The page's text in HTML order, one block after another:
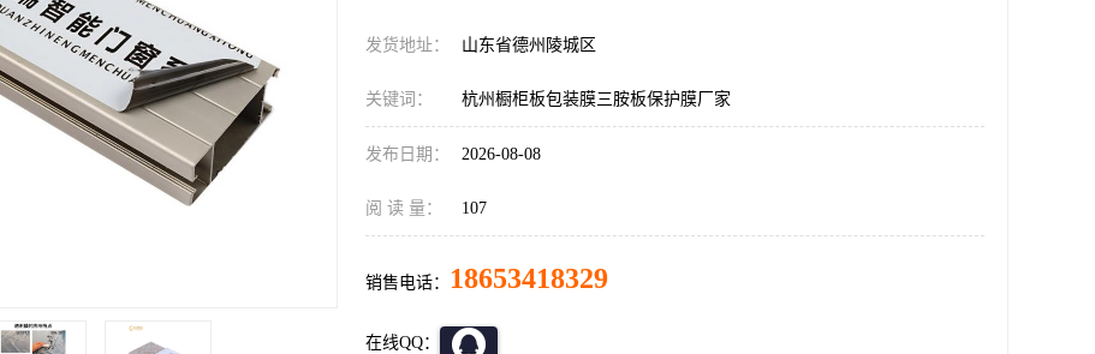
发货地址： 山东省德州陵城区
关键词： 杭州橱柜板包装膜三胺板保护膜厂家
发布日期： 2026-08-08
阅 读 量： 107
销售电话： 18653418329
在线QQ：